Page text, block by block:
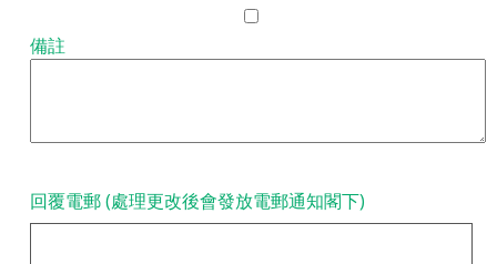
備註
回覆電郵 (處理更改後會發放電郵通知閣下)